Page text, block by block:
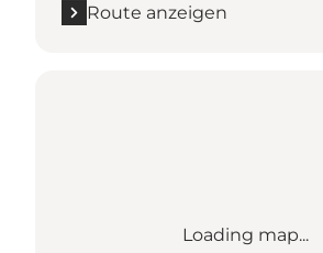
Route anzeigen
Loading map...